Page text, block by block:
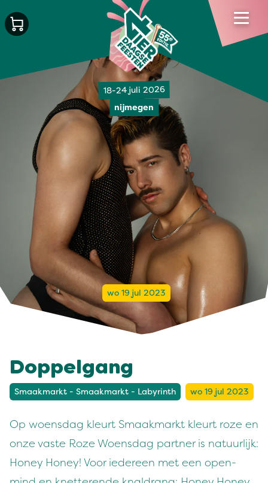
18-24 juli 2026
nijmegen
wo 19 jul 2023
Doppelgang
Smaakmarkt - Smaakmarkt - Labyrinth wo 19 jul 2023
Op woensdag kleurt Smaakmarkt kleurt roze en
onze vaste Roze Woensdag partner is natuurlijk:
Honey Honey! Voor iedereen met een open-